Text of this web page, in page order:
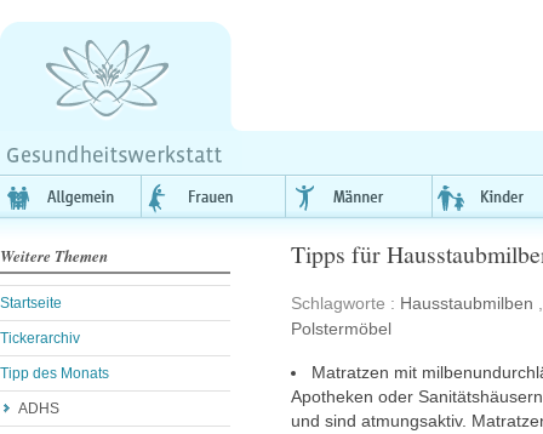
Weitere Themen
Startseite
Tickerarchiv
Tipp des Monats
ADHS
Tipps für
Schlagworte : Hausstaubmilben
Polstermöbel
Matratzen mit
Apotheken oder
und sind atmungsaktiv.